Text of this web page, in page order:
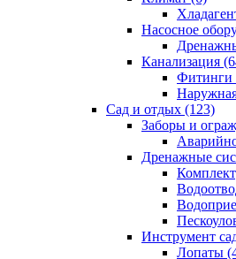
Насосное
Канализация
Фитинги
Сад и отдых (123)
Заборы и
Дренажные
Инструмент
Лопаты